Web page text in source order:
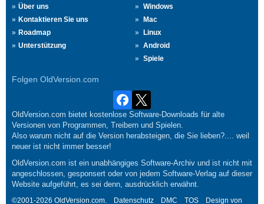
Über uns
Kontaktieren Sie uns
Roadmap
Unterstützung
Windows
Mac
Linux
Android
Spiele
Folgen OldVersion.com
OldVersion.com bietet kostenlose Software-Downloads für alte
Versionen von Programmen, Treibern und Spielen.
Also warum nicht auf die Version herabsteigen, die Sie lieben?.... weil
neuer ist nicht immer besser!
OldVersion.com ist ein unabhängiges Software-Archiv und ist nicht mit
angeschlossen, gesponsert oder von jedem Software-Verlag auf dieser
Website aufgeführt, es sei denn, ausdrücklich erwähnt.
©2001-2026 OldVersion.com. Datenschutz DMC TOS Design von